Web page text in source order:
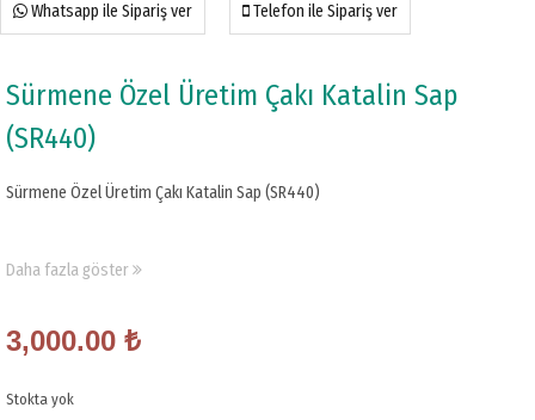
Whatsapp ile Sipariş ver Telefon ile Sipariş ver
Sürmene Özel Üretim Çakı Katalin Sap
(SR440)
Sürmene Özel Üretim Çakı Katalin Sap (SR440)
Daha fazla göster
3,000.00 ₺
Stokta yok